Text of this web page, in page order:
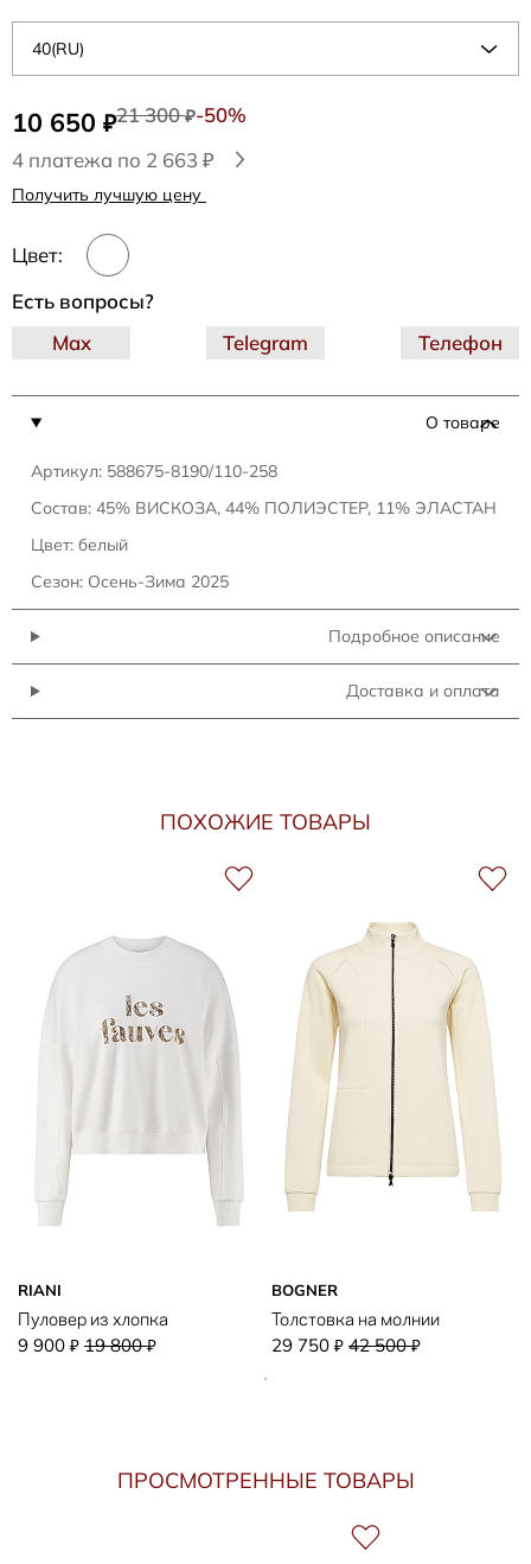
10 650 ₽21 300₽-50%
4 платежа по 2 663 ₽
Получить лучшую цену
Цвет:
40(RU)
О товаре
Артикул: 588675-8190/110-258
Состав: 45% ВИСКОЗА, 44% ПОЛИЭСТЕР, 11% ЭЛАСТАН
Цвет: белый
Сезон: Осень-Зима 2025
Подробное описание
Доставка и оплата
Есть вопросы?
Telegram
Max Телефон
ПОХОЖИЕ ТОВАРЫ
RIANI
Пуловер из хлопка
9 900 ₽ 19 800₽
BOGNER
Толстовка на молнии
29 750 ₽ 42 500₽
ПРОСМОТРЕННЫЕ ТОВАРЫ